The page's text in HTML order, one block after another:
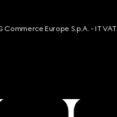
Europe S.p.A. - IT